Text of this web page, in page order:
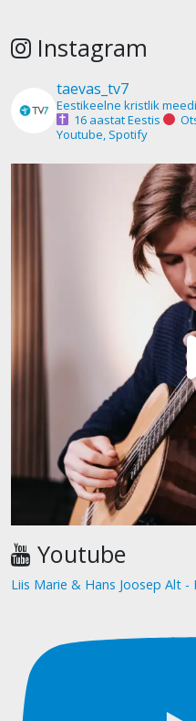
Instagram
taevas_tv7
Eestikeelne kristlik
16 aastat Eestis
Youtube, Spotify
Youtube
Liis Marie & Hans Joosep Alt -